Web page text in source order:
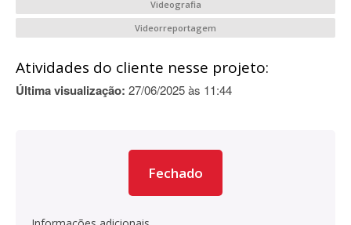
Videografia
Videorreportagem
Atividades do cliente nesse projeto:
Última visualização: 27/06/2025 às 11:44
Fechado